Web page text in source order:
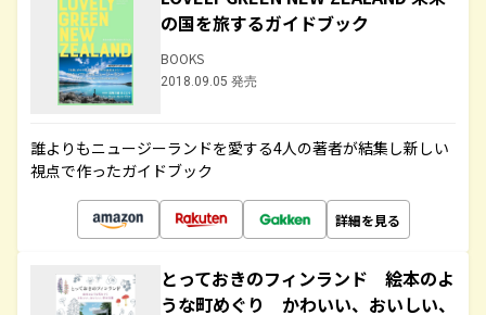
の国を旅するガイドブック
BOOKS
2018.09.05 発売
誰よりもニュージーランドを愛する4人の著者が結集し新しい
視点で作ったガイドブック
詳細を見る
とっておきのフィンランド 絵本のよ
うな町めぐり かわいい、おいしい、